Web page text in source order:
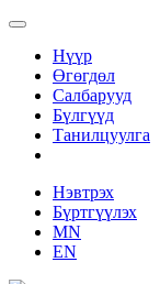
Нүүр
Өгөгдөл
Салбарууд
Бүлгүүд
Танилцуулга
Нэвтрэх
Бүртгүүлэх
MN
EN